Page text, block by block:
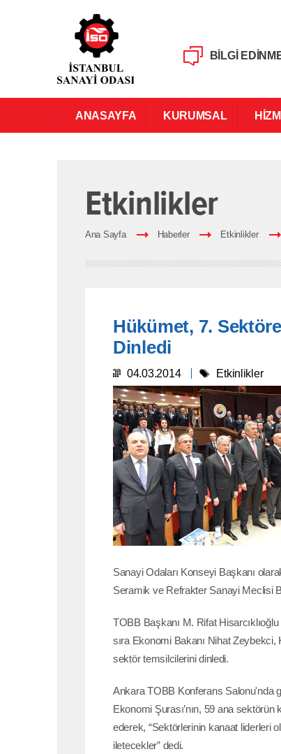
ANASAYFA KURUMSAL
BİLGİ
Etkinlikler
Ana Sayfa Haberler Etkinlikler
Hükümet, 7.
Dinledi
04.03.2014 Etkinlikler
Sanayi Odaları Konseyi Başkanı
Seramik ve Refrakter Sanayi Meclisi
TOBB Başkanı M. Rifat Hisarcıklıoğlu
sıra Ekonomi Bakanı Nihat Zeybekci,
sektör temsilcilerini dinledi.
Ankara TOBB Konferans Salonu'nda
Ekonomi Şurası’nın, 59 ana
ederek, “Sektörlerinin kanaat liderleri
iletecekler” dedi.